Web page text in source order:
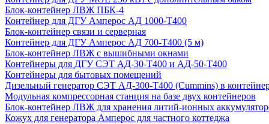
Блок-контейнер ЛВЖ ПБК-4
Контейнер для ДГУ Амперос АД 1000-Т400
Блок-контейнер связи и серверная
Контейнер для ДГУ Амперос АД 700-Т400 (5 м)
Блок-контейнер ЛВЖ с вышибными окнами
Контейнеры для ДГУ СЭТ АД-30-Т400 и АД-50-Т400
Контейнеры для бытовых помещений
Дизельный генератор СЭТ АД-300-Т400 (Cummins) в
Модульная компрессорная станция на базе двух контейнеров
Блок-контейнер ЛВЖ для хранения литий-ионных
Кожух для генератора Амперос для частного коттеджа